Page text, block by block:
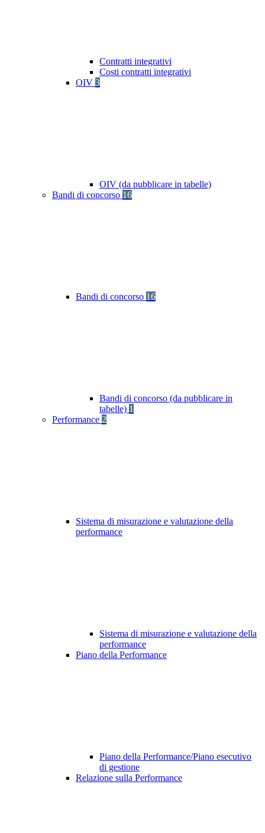
Contratti integrativi
Costi contratti integrativi
OIV 3
OIV (da pubblicare in tabelle)
Bandi di concorso 16
Bandi di concorso 16
Bandi di concorso (da pubblicare in
tabelle) 1
Performance 2
Sistema di misurazione e valutazione della
performance
Sistema di misurazione e valutazione della
performance
Piano della Performance
Piano della Performance/Piano esecutivo
di gestione
Relazione sulla Performance